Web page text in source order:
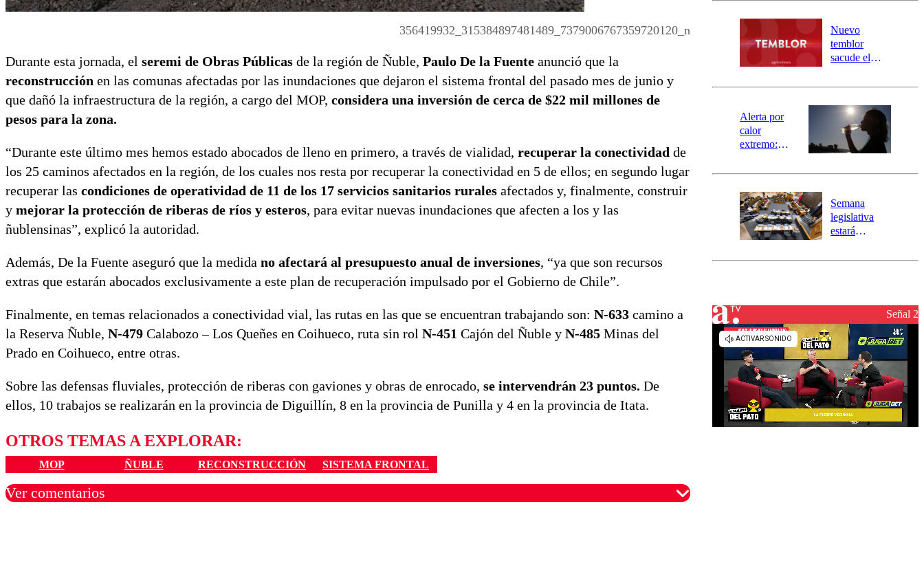
356419932_315384897481489_7379006767359720120_n
Durante esta jornada, el seremi de Obras Públicas de la región de Ñuble, Paulo De la Fuente anunció que la
reconstrucción en las comunas afectadas por las inundaciones que dejaron el sistema frontal del pasado mes de junio y
que dañó la infraestructura de la región, a cargo del MOP, considera una inversión de cerca de $22 mil millones de
pesos para la zona.
“Durante este último mes hemos estado abocados de lleno en primero, a través de vialidad, recuperar la conectividad de
los 25 caminos afectados en la región, de los cuales nos resta por recuperar la conectividad en 5 de ellos; en segundo lugar
recuperar las condiciones de operatividad de 11 de los 17 servicios sanitarios rurales afectados y, finalmente, construir
y mejorar la protección de riberas de ríos y esteros, para evitar nuevas inundaciones que afecten a los y las
ñublensinas”, explicó la autoridad.
Además, De la Fuente aseguró que la medida no afectará al presupuesto anual de inversiones, “ya que son recursos
extras que estarán abocados exclusivamente a este plan de recuperación impulsado por el Gobierno de Chile”.
Finalmente, en temas relacionados a conectividad vial, las rutas en las que se encuentran trabajando son: N-633 camino a
la Reserva Ñuble, N-479 Calabozo – Los Queñes en Coihueco, ruta sin rol N-451 Cajón del Ñuble y N-485 Minas del
Prado en Coihueco, entre otras.
Sobre las defensas fluviales, protección de riberas con gaviones y obras de enrocado, se intervendrán 23 puntos. De
ellos, 10 trabajos se realizarán en la provincia de Diguillín, 8 en la provincia de Punilla y 4 en la provincia de Itata.
OTROS TEMAS A EXPLORAR:
MOP ÑUBLE RECONSTRUCCIÓN SISTEMA FRONTAL
Ver comentarios
río Damas:
activa
mensajería
SAE
Nuevo
temblor
sacude el
revisa la
epicentro
Alerta por
calor
extremo:
activa Alerta
Preventiva en
tres comunas
Semana
legislativa
estará
el fin de la
reconstrucciónSeñal 2